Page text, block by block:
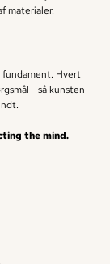
materialer.
Hvert
- så kunsten
the mind.